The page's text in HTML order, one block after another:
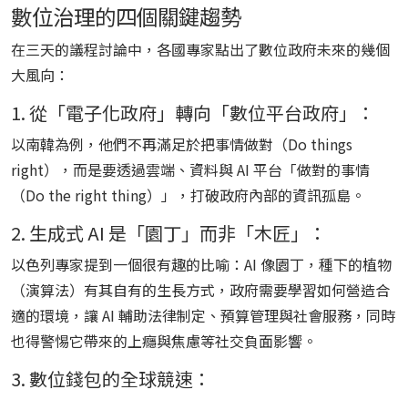
數位治理的四個關鍵趨勢
在三天的議程討論中，各國專家點出了數位政府未來的幾個
大風向：
1. 從「電子化政府」轉向「數位平台政府」：
以南韓為例，他們不再滿足於把事情做對（Do things
right），而是要透過雲端、資料與 AI 平台「做對的事情
（Do the right thing）」，打破政府內部的資訊孤島。
2. 生成式 AI 是「園丁」而非「木匠」：
以色列專家提到一個很有趣的比喻：AI 像園丁，種下的植物
（演算法）有其自有的生長方式，政府需要學習如何營造合
適的環境，讓 AI 輔助法律制定、預算管理與社會服務，同時
也得警惕它帶來的上癮與焦慮等社交負面影響。
3. 數位錢包的全球競速：